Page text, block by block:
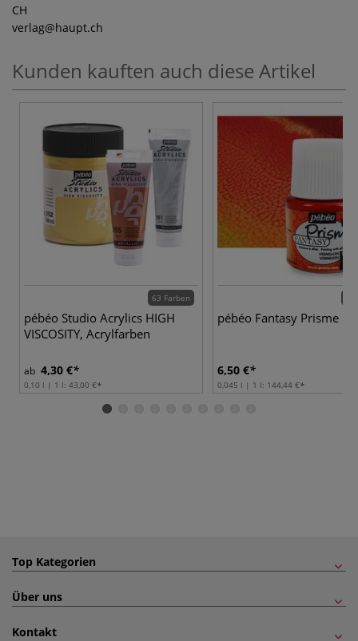
CH
verlag@haupt.ch
Kunden kauften auch diese Artikel
63 Farben
pébéo Studio Acrylics HIGH
VISCOSITY, Acrylfarben
ab 4,30 €
0,10 l | 1 l: 43,00 €
pébéo Fantasy Prisme
6,50 €
0,045 l | 1 l: 144,44 €
Top Kategorien
Über uns
Kontakt